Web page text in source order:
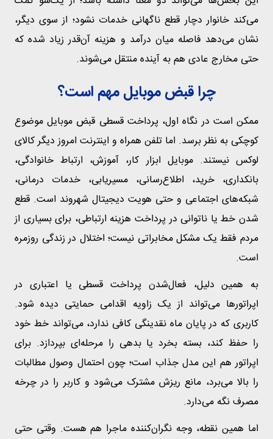
می‌کند خانوار دچار قطع ناگهانی خدمات نشود؛ از سوی دیگر،
نشان می‌دهد فاصله میان درآمد و هزینه آن‌قدر زیاد شده که
حتی مخارج عادی هم به آینده منتقل می‌شوند.
چرا قبض موبایل مهم است؟
ممکن است در نگاه اول، پرداخت قسطی قبض موبایل موضوع
کوچکی به نظر برسد. اما تلفن همراه و اینترنت امروز دیگر کالای
لوکس نیستند. موبایل ابزار کار، آموزش، ارتباط خانوادگی،
بانکداری، خرید، اطلاع‌رسانی، مسیر‌یابی، خدمات درمانی،
شبکه‌های اجتماعی و حتی هویت دیجیتال شهروند است. قطع
شدن خط یا ناتوانی در پرداخت هزینه ارتباطی، برای بسیاری از
مردم فقط یک مشکل مخابراتی نیست؛ اختلال در زندگی روزمره
است.
به همین دلیل، فعال‌شدن پرداخت قسطی یا اعتباری در
اپراتورها می‌تواند از یک زاویه اقدامی حمایتی دیده شود.
کاربری که در پایان ماه نقدینگی کافی ندارد، می‌تواند خط خود
را حفظ کند، بسته بخرد یا بدهی را مرحله‌ای بپردازد. برای
اپراتور هم این مدل جذاب است؛ چون احتمال وصول مطالبات
را بالا می‌برد، مانع ریزش مشترک می‌شود و کاربر را در چرخه
مصرف نگه می‌دارد.
اما همین نقطه، وجه نگران‌کننده ماجرا هم هست. وقتی حتی